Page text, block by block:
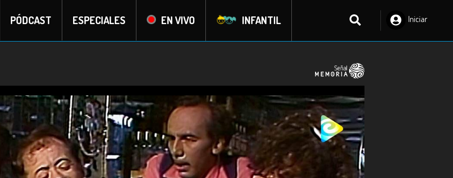
PÓDCAST ESPECIALES EN VIVO INFANTIL
Iniciar